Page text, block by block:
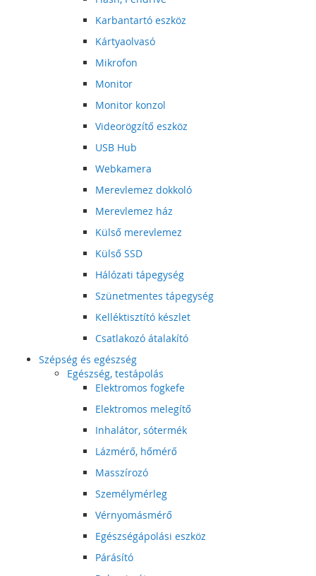
Karbantartó eszköz
Kártyaolvasó
Mikrofon
Monitor
Monitor konzol
Videorögzítő eszköz
USB Hub
Webkamera
Merevlemez dokkoló
Merevlemez ház
Külső merevlemez
Külső SSD
Hálózati tápegység
Szünetmentes tápegység
Kelléktisztító készlet
Csatlakozó átalakító
Szépség és egészség
Egészség, testápolás
Elektromos fogkefe
Elektromos melegítő
Inhalátor, sótermék
Lázmérő, hőmérő
Masszírozó
Személymérleg
Vérnyomásmérő
Egészségápolási eszköz
Párásító